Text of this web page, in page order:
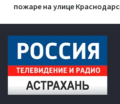
пожаре на улице